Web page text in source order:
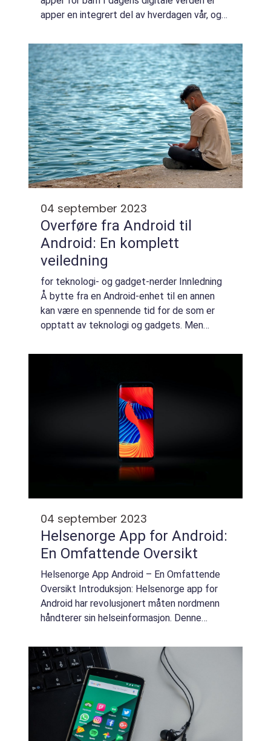
apper en integrert del av hverdagen vår, og
Apper for barn har blitt populæ...
04 september 2023
Overføre fra Android til
Android: En komplett
veiledning
for teknologi- og gadget-nerder Innledning
Å bytte fra en Android-enhet til en annen
kan være en spennende tid for de som er
opptatt av teknologi og gadgets. Men
være en stressende oppgave. Denne
04 september 2023
Helsenorge App for Android:
En Omfattende Oversikt
Helsenorge App Android – En Omfattende
Oversikt Introduksjon: Helsenorge app for
Android har revolusjonert måten nordmenn
håndterer sin helseinformasjon. Denne
Helsenorge-appen for Android, inkludert en
p...